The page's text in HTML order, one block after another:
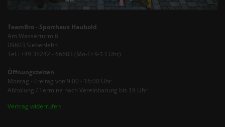
TeamBro - Sporthaus Haubold
Am Wasserturm 6
09603 Siebenlehn
Tel.: +49 35242 - 66683 (Mo-Fr 9-13 Uhr)
Öffnungszeiten
Montag - Freitag von 9:00 - 16:00 Uhr
Abholung / Termine nach Vereinbarung bis 18 Uhr
Vertrag widerrufen